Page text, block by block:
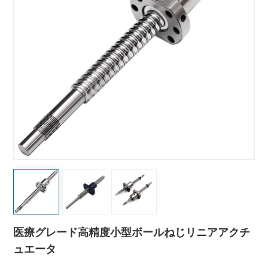
医療グレード高精度小型ボールねじリニアアクチ
ュエータ